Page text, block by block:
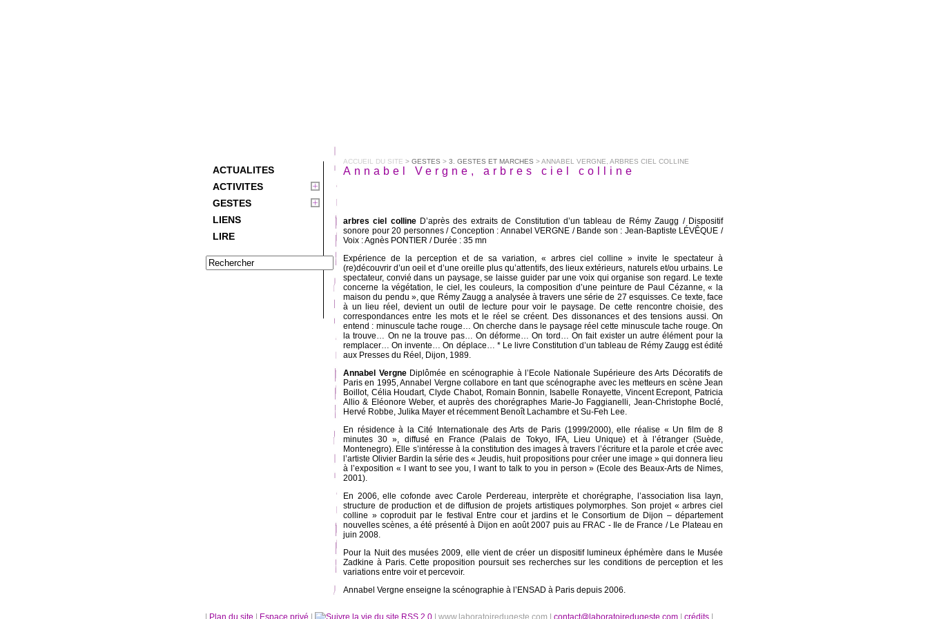
ACTUALITES
ACTIVITES
GESTES
LIENS
LIRE
ACCUEIL DU SITE > GESTES > 3. GESTES ET MARCHES > ANNABEL VERGNE, ARBRES CIEL COLLINE
Annabel Vergne, arbres ciel colline
arbres ciel collineD’après des extraits de Constitution d’un tableau de Rémy Zaugg / Dispositif
sonore pour 20 personnes / Conception : Annabel VERGNE / Bande son : Jean-Baptiste LÉVÊQUE /
Voix : Agnès PONTIER / Durée : 35 mn
Expérience de la perception et de sa variation, « arbres ciel colline » invite le spectateur à
(re)découvrir d’un oeil et d’une oreille plus qu’attentifs, des lieux extérieurs, naturels et/ou urbains. Le
spectateur, convié dans un paysage, se laisse guider par une voix qui organise son regard. Le texte
concerne la végétation, le ciel, les couleurs, la composition d’une peinture de Paul Cézanne, « la
maison du pendu », que Rémy Zaugg a analysée à travers une série de 27 esquisses. Ce texte, face
à un lieu réel, devient un outil de lecture pour voir le paysage. De cette rencontre choisie, des
correspondances entre les mots et le réel se créent. Des dissonances et des tensions aussi. On
entend : minuscule tache rouge… On cherche dans le paysage réel cette minuscule tache rouge. On
la trouve… On ne la trouve pas… On déforme… On tord… On fait exister un autre élément pour la
remplacer… On invente… On déplace… * Le livre Constitution d’un tableau de Rémy Zaugg est édité
aux Presses du Réel, Dijon, 1989.
Annabel VergneDiplômée en scénographie à l’Ecole Nationale Supérieure des Arts Décoratifs de
Paris en 1995, Annabel Vergne collabore en tant que scénographe avec les metteurs en scène Jean
Boillot, Célia Houdart, Clyde Chabot, Romain Bonnin, Isabelle Ronayette, Vincent Ecrepont, Patricia
Allio & Eléonore Weber, et auprès des chorégraphes Marie-Jo Faggianelli, Jean-Christophe Boclé,
Hervé Robbe, Julika Mayer et récemment Benoît Lachambre et Su-Feh Lee.
En résidence à la Cité Internationale des Arts de Paris (1999/2000), elle réalise « Un film de 8
minutes 30 », diffusé en France (Palais de Tokyo, IFA, Lieu Unique) et à l’étranger (Suède,
Montenegro). Elle s’intéresse à la constitution des images à travers l’écriture et la parole et crée avec
l’artiste Olivier Bardin la série des « Jeudis, huit propositions pour créer une image » qui donnera lieu
à l’exposition « I want to see you, I want to talk to you in person » (Ecole des Beaux-Arts de Nimes,
2001).
En 2006, elle cofonde avec Carole Perdereau, interprète et chorégraphe, l’association lisa layn,
structure de production et de diffusion de projets artistiques polymorphes. Son projet « arbres ciel
colline » coproduit par le festival Entre cour et jardins et le Consortium de Dijon – département
nouvelles scènes, a été présenté à Dijon en août 2007 puis au FRAC - Ile de France / Le Plateau en
juin 2008.
Pour la Nuit des musées 2009, elle vient de créer un dispositif lumineux éphémère dans le Musée
Zadkine à Paris. Cette proposition poursuit ses recherches sur les conditions de perception et les
variations entre voir et percevoir.
Annabel Vergne enseigne la scénographie à l’ENSAD à Paris depuis 2006.
Plan du site Espace privé RSS 2.0 | www.laboratoiredugeste.com | contact@laboratoiredugeste.com crédits